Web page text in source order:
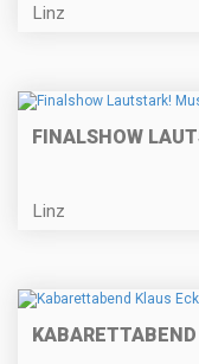
Linz
FINALSHOW
Linz